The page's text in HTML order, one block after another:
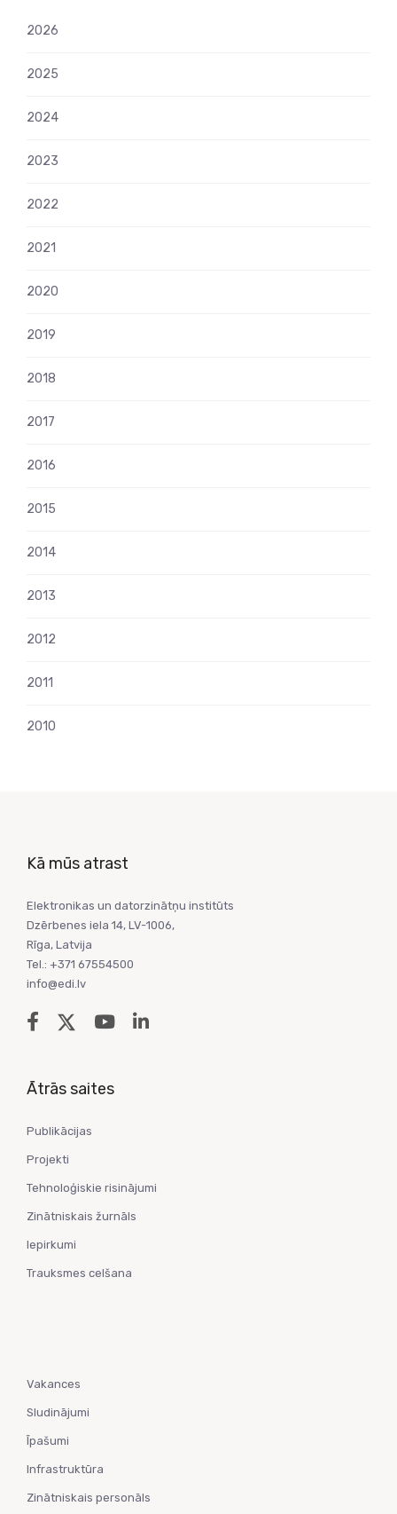
2026
2025
2024
2023
2022
2021
2020
2019
2018
2017
2016
2015
2014
2013
2012
2011
2010
Kā mūs atrast
Elektronikas un datorzinātņu institūts
Dzērbenes iela 14, LV-1006,
Rīga, Latvija
Tel.: +371 67554500
info@edi.lv
Ātrās saites
Publikācijas
Projekti
Tehnoloģiskie risinājumi
Zinātniskais žurnāls
Iepirkumi
Trauksmes celšana
Vakances
Sludinājumi
Īpašumi
Infrastruktūra
Zinātniskais personāls